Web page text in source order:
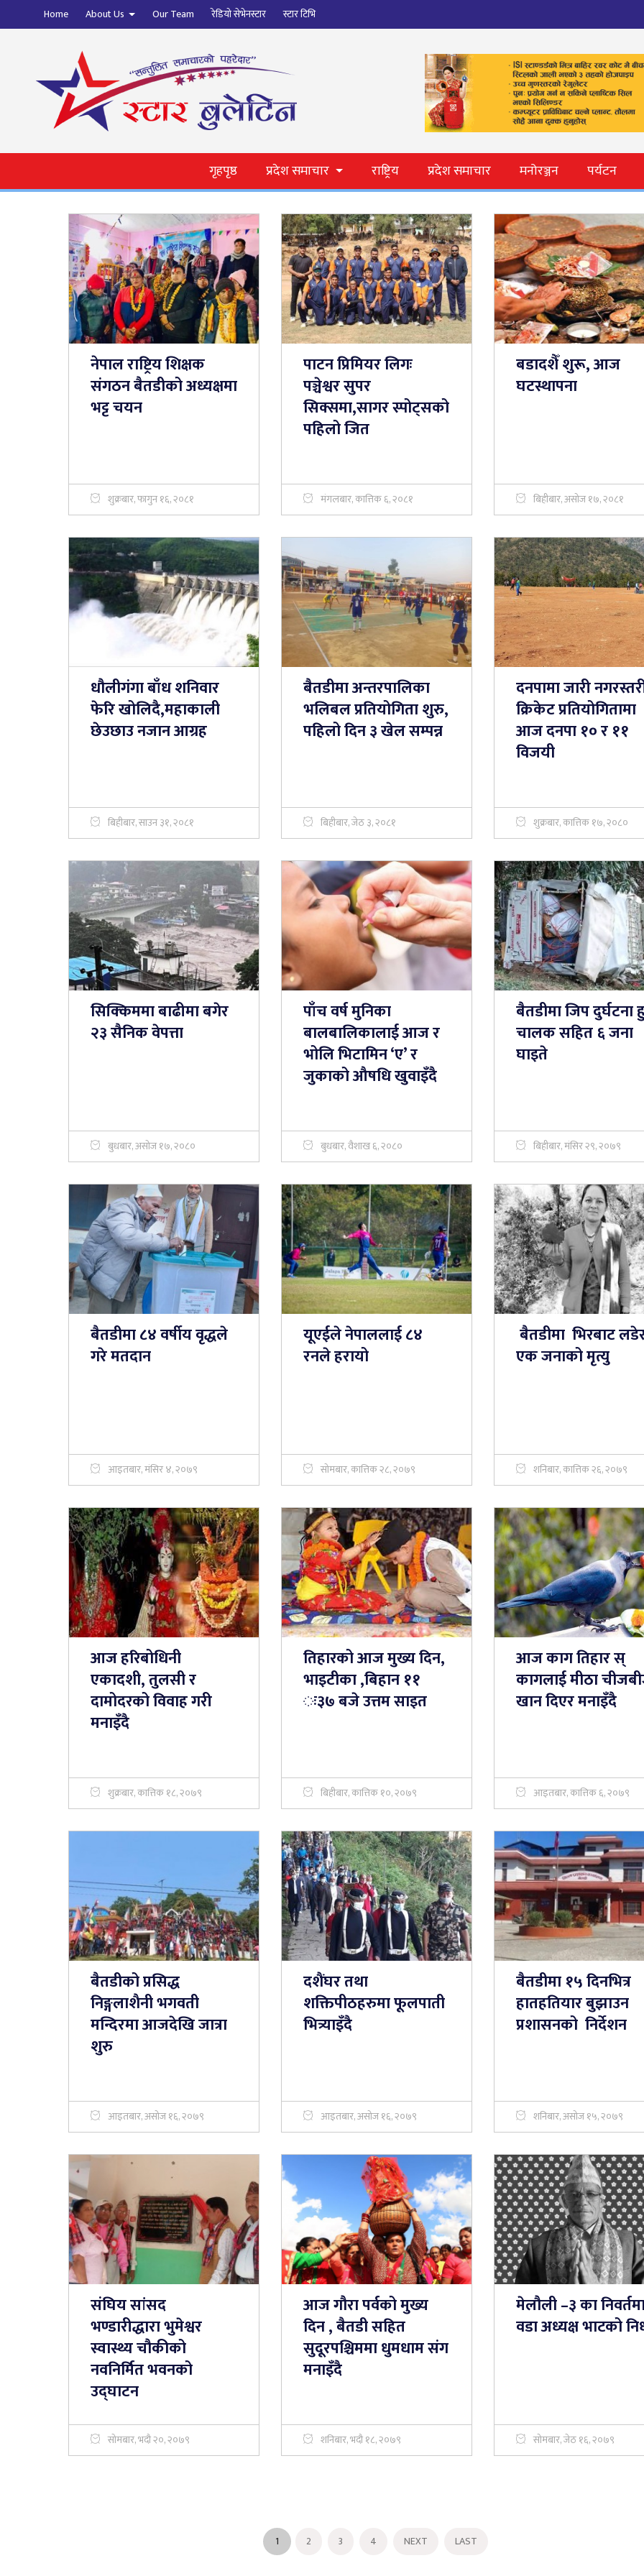
Home About Us Our Team रेडियो सेभेनस्टार स्टार टिभि
गृहपृष्ठ प्रदेश समाचार राष्ट्रिय प्रदेश समाचार मनोरञ्जन पर्यटन
नेपाल राष्ट्रिय शिक्षक
संगठन बैतडीको अध्यक्षमा
भट्ट चयन
शुक्रबार, फागुन १६, २०८१
पाटन प्रिमियर लिगः
पञ्चेश्वर सुपर
सिक्समा,सागर स्पोट्सको
पहिलो जित
मंगलबार, कात्तिक ६, २०८१
बडादशैँ शुरू, आज
घटस्थापना
बिहीबार, असोज १७, २०८१
धौलीगंगा बाँध शनिवार
फेरि खोलिदै,महाकाली
छेउछाउ नजान आग्रह
बिहीबार, साउन ३१, २०८१
बैतडीमा अन्तरपालिका
भलिबल प्रतियोगिता शुरु,
पहिलो दिन ३ खेल सम्पन्न
बिहीबार, जेठ ३, २०८१
दनपामा जारी
क्रिकेट प्रतियोगितामा
आज दनपा १० र ११
विजयी
शुक्रबार, कात्तिक १७, २०८०
सिक्किममा बाढीमा बगेर
२३ सैनिक वेपत्ता
बुधबार, असोज १७, २०८०
पाँच वर्ष मुनिका
बालबालिकालाई आज र
भोलि भिटामिन ‘ए’ र
जुकाको औषधि खुवाइँदै
बुधबार, वैशाख ६, २०८०
बैतडीमा जिप दुर्घटना
चालक सहित ६ जना
घाइते
बिहीबार, मंसिर २९, २०७९
बैतडीमा ८४ वर्षीय वृद्धले
गरे मतदान
आइतबार, मंसिर ४, २०७९
यूएईले नेपाललाई ८४
रनले हरायो
सोमबार, कात्तिक २८, २०७९
बैतडीमा भिरबाट
एक जनाको मृत्यु
शनिबार, कात्तिक २६, २०७९
आज हरिबोधिनी
एकादशी, तुलसी र
दामोदरको विवाह गरी
मनाइँदै
शुक्रबार, कात्तिक १८, २०७९
तिहारको आज मुख्य दिन,
भाइटीका ,बिहान ११
ः३७ बजे उत्तम साइत
बिहीबार, कात्तिक १०, २०७९
आज काग तिहार स्
कागलाई मीठा
खान दिएर मनाइँदै
आइतबार, कात्तिक ६, २०७९
बैतडीको प्रसिद्ध
निङ्गलाशैनी भगवती
मन्दिरमा आजदेखि जात्रा
शुरु
आइतबार, असोज १६, २०७९
दशैंघर तथा
शक्तिपीठहरुमा फूलपाती
भित्र्याइँदै
आइतबार, असोज १६, २०७९
बैतडीमा १५ दिनभित्र
हातहतियार बुझाउन
प्रशासनको निर्देशन
शनिबार, असोज १५, २०७९
संघिय सांसद
भण्डारीद्धारा भुमेश्वर
स्वास्थ्य चौकीको
नवनिर्मित भवनको
उद्घाटन
सोमबार, भदौ २०, २०७९
आज गौरा पर्वको मुख्य
दिन , बैतडी सहित
सुदूरपश्चिममा धुमधाम संग
मनाइँदै
शनिबार, भदौ १८, २०७९
मेलौली –३ का
वडा अध्यक्ष भाटको
सोमबार, जेठ १६, २०७९
1 2 3 4 NEXT LAST